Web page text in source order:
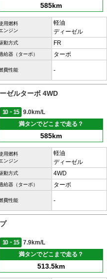
585km
用燃料
ンジン
軽油
ディーゼル
動方式 FR
給器（ターボ） ターボ
費性能 -
ゼルターボ 4WD
10・15
9.0km/L
満タンでどこまで走る？
585km
用燃料
ンジン
軽油
ディーゼル
動方式 4WD
給器（ターボ） ターボ
費性能 -
10・15
7.9km/L
満タンでどこまで走る？
513.5km